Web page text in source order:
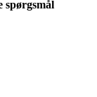
spørgsmål